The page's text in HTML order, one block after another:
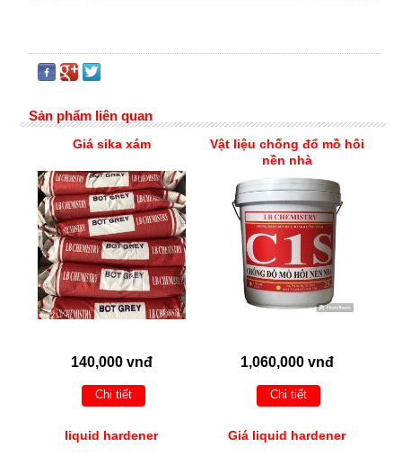
Sản phẩm liên quan
Giá sika xám
140,000 vnđ
Chi tiết
Vật liệu chống đổ mồ hôi
nền nhà
1,060,000 vnđ
Chi tiết
liquid hardener Giá liquid hardener